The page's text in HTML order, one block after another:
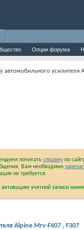
Опции форума
автомобильного усилителя
почитать справкупо
Вам необходимо
не требуется.
учетной записи
Alpine Mrv-F407 , F307